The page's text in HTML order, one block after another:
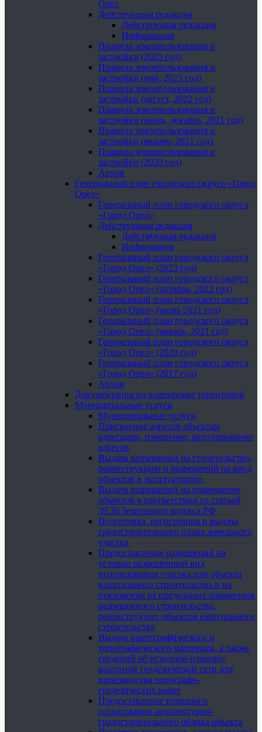
Орёл
Действующая редакция
Действующая редакция
Информация
Правила землепользования и
застройки (2023 год)
Правила землепользования и
застройки (май, 2023 год)
Правила землепользования и
застройки (август, 2022 год)
Правила землепользования и
застройки (июнь, декабрь, 2021 год)
Правила землепользования и
застройки (январь, 2021 год)
Правила землепользования и
застройки (2020 год)
Архив
Генеральный план городского округа «Город
Орел»
Генеральный план городского округа
«Город Орел»
Действующая редакция
Действующая редакция
Информация
Генеральный план городского округа
«Город Орел» (2023 год)
Генеральный план городского округа
«Город Орел» (октябрь, 2022 год)
Генеральный план городского округа
«Город Орел» (июнь 2021 год)
Генеральный план городского округа
«Город Орел» (январь, 2021 год)
Генеральный план городского округа
«Город Орел» (2020 год)
Генеральный план городского округа
«Город Орел» (2017 год)
Архив
Документация по планировке территорий
Муниципальные услуги
Муниципальные услуги
Присвоение адресов объектам
адресации, изменение, аннулирование
адресов
Выдача разрешений на строительство,
реконструкцию и разрешений на ввод
объектов в эксплуатацию.
Выдача разрешений на размещение
объектов в соответствии со статьей
39.36 Земельного кодекса РФ
Подготовка, регистрация и выдача
градостроительного плана земельного
участка
Предоставление разрешений на
условно разрешенный вид
использования участка или объекта
капитального строительства и на
отклонение от предельных параметров
разрешенного строительства,
реконструкции объектов капитального
строительства
Выдача картографического и
топографического материала, а также
сведений об исходной планово-
высотной геодезической сети для
производства топографо-
геодезических работ
Предоставление решения о
согласовании архитектурно-
градостроительного облика объекта